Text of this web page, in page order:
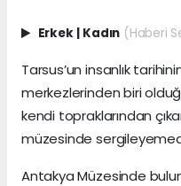
Erkek | Kadın (Haberi
Tarsus’un insanlık
merkezlerinden biri
kendi topraklarından
müzesinde
Antakya Müzesinde